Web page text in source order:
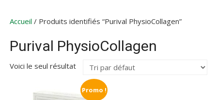
Accueil / Produits identifiés “Purival PhysioCollagen”
Purival PhysioCollagen
Voici le seul résultat
Promo !